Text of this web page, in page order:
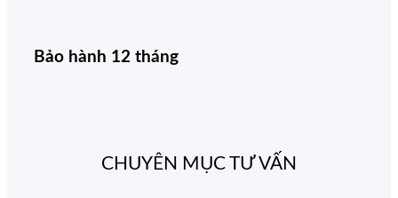
Bảo hành 12 tháng
CHUYÊN MỤC TƯ VẤN